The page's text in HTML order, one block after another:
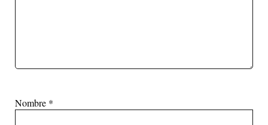
Nombre *